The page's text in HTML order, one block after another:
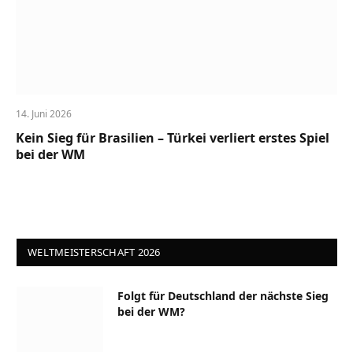
14. Juni 2026
Kein Sieg für Brasilien – Türkei verliert erstes Spiel
bei der WM
WELTMEISTERSCHAFT 2026
Folgt für Deutschland der nächste Sieg
bei der WM?